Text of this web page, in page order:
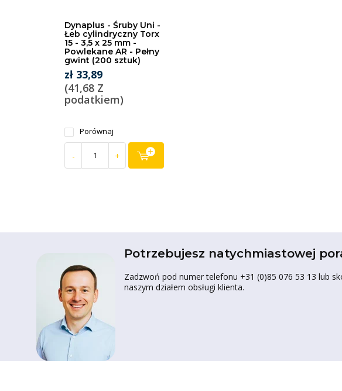
Dynaplus - Śruby Uni -
Łeb cylindryczny Torx
15 - 3,5 x 25 mm -
Powlekane AR - Pełny
gwint (200 sztuk)
zł 33,89
(41,68 Z
podatkiem)
Porównaj
- +
Potrzebujesz natychmiastowej
Zadzwoń pod numer telefonu +31 (0)85 076 53 13 lub
naszym działem obsługi klienta.